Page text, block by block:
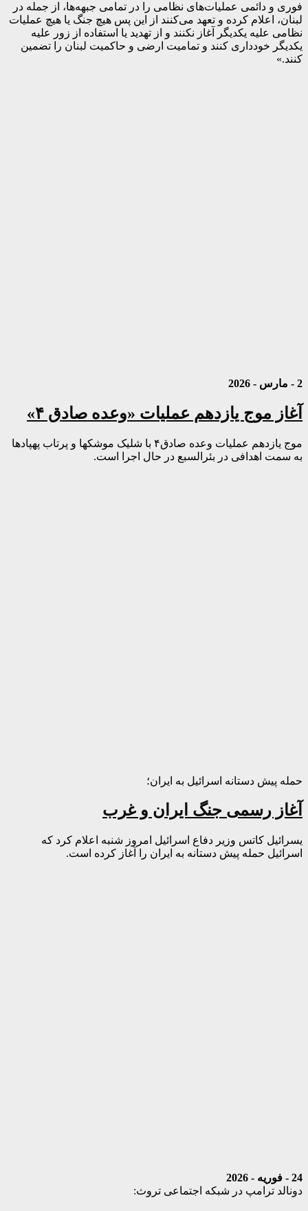
فوری و دائمی عملیات‌های نظامی را در تمامی جبهه‌ها، از جمله در
لبنان، اعلام کرده و تعهد می‌کنند از این پس هیچ جنگ یا هیچ عملیات
نظامی علیه یکدیگر آغاز نکنند و از تهدید یا استفاده از زور علیه
یکدیگر خودداری کنند و تمامیت ارضی و حاکمیت لبنان را تضمین
کنند.»
2 - مارس - 2026
آغاز موج یازدهم عملیات «وعده صادق ۴»
موج یازدهم عملیات وعده صادق۴ با شلیک موشکها و پرتاب پهپادها
به سمت اهدافی در بئرالسبع در حال اجرا است.
حمله پیش دستانه اسرائیل به ایران؛
آغاز رسمی جنگ ایران و غرب
یسرائیل کاتس وزیر دفاع اسرائیل امروز شنبه اعلام کرد که
اسرائیل حمله پیش دستانه به ایران را آغاز کرده است.
24 - فوریه - 2026
دونالد ترامپ در شبکه اجتماعی تروث: